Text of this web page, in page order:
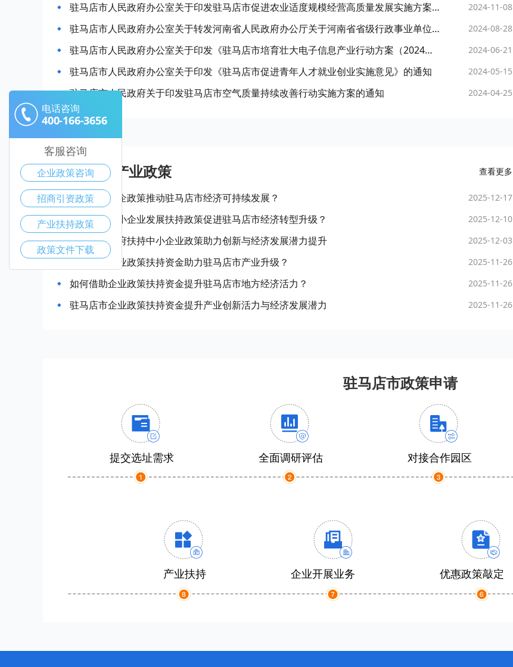
驻马店市人民政府办公室关于印发驻马店市促进农业适度规模经营高质量发展实施方案的通知 2024-11-08
驻马店市人民政府办公室关于转发河南省人民政府办公厅关于河南省省级行政事业单位国有资产对外有偿使用管理办法的通知 2024-08-28
驻马店市人民政府办公室关于印发《驻马店市培育壮大电子信息产业行动方案（2024—2026年）》和《关于促进电子信息产业加快发展的若干措施》的通知 2024-06-21
驻马店市人民政府办公室关于印发《驻马店市促进青年人才就业创业实施意见》的通知 2024-05-15
驻马店市人民政府关于印发驻马店市空气质量持续改善行动实施方案的通知 2024-04-25
驻马店市产业政策 查看更多
如何利用惠企政策推动驻马店市经济可持续发展？ 2025-12-17
如何通过中小企业发展扶持政策促进驻马店市经济转型升级？ 2025-12-10
驻马店市政府扶持中小企业政策助力创新与经济发展潜力提升 2025-12-03
如何通过企业政策扶持资金助力驻马店市产业升级？ 2025-11-26
如何借助企业政策扶持资金提升驻马店市地方经济活力？ 2025-11-26
驻马店市企业政策扶持资金提升产业创新活力与经济发展潜力 2025-11-26
驻马店市政策申请
提交选址需求 全面调研评估 对接合作园区
产业扶持 企业开展业务 优惠政策敲定
电话咨询
400-166-3656
客服咨询
企业政策咨询
招商引资政策
产业扶持政策
政策文件下载